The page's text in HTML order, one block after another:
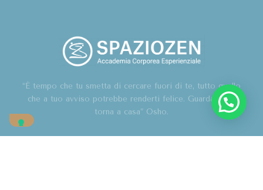
“È tempo che tu smetta di cercare fuori di te, tutto quello
che a tuo avviso potrebbe renderti felice. Guarda in te,
torna a casa” Osho.